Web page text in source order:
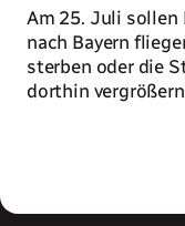
Am 25. Juli sollen
nach Bayern
sterben oder die
dorthin